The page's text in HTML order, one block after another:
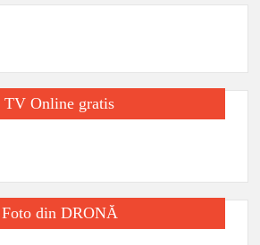
TV Online gratis
Foto din DRONĂ